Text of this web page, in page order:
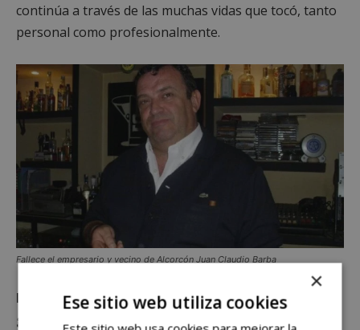
continúa a través de las muchas vidas que tocó, tanto
personal como profesionalmente.
Fallece el empresario y vecino de Alcorcón Juan Claudio Barba
Las autoescuelas de Alcorcón y la comunidad en
general han perdido a un líder
y un amigo. Sin
×
Ese sitio web utiliza cookies